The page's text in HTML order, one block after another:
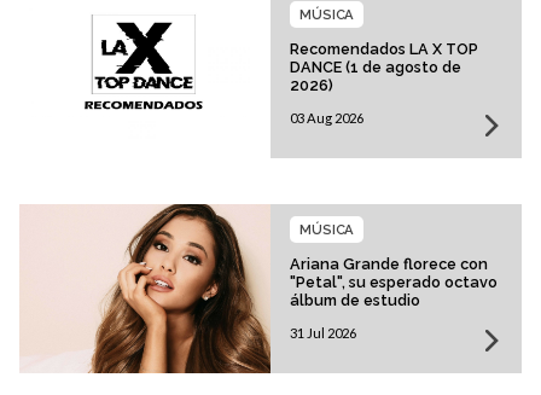
Recomendados LA X TOP
DANCE (1 de agosto de
2026)
MÚSICA
03 Aug 2026
Ariana Grande florece con
"Petal", su esperado octavo
álbum de estudio
MÚSICA
31 Jul 2026